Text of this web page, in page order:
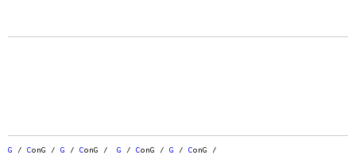
G / ConG / G / ConG / G / ConG / G / ConG /